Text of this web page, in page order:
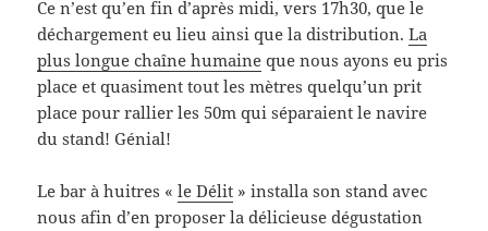
Ce n’est qu’en fin d’après midi, vers 17h30, que le
déchargement eu lieu ainsi que la distribution.La
plus longue chaîne humaine que nous ayons eu pris
place et quasiment tout les mètres quelqu’un prit
place pour rallier les 50m qui séparaient le navire
du stand! Génial!
Le bar à huitres «le Délit » installa son stand avec
nous afin d’en proposer la délicieuse dégustation